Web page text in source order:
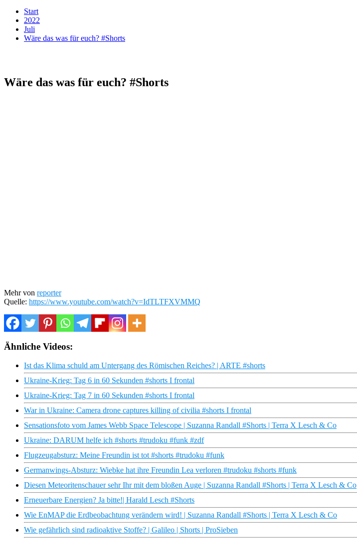
Start
2022
Juli
Wäre das was für euch? #Shorts
Wäre das was für euch? #Shorts
Mehr von reporter
Quelle: https://www.youtube.com/watch?v=IdTLTFXVMMQ
Ähnliche Videos:
Ist das Klima schuld am Untergang des Römischen Reiches? | ARTE #shorts
Ukraine-Krieg: Tag 6 in 60 Sekunden #shorts I frontal
Ukraine-Krieg: Tag 7 in 60 Sekunden #shorts I frontal
War in Ukraine: Camera drone captures killing of civilia #shorts I frontal
Sensationsfoto vom James Webb Space Telescope | Suzanna Randall #Shorts | Terra X Lesch & Co
Ukraine: DARUM helfe ich #shorts #trudoku #funk #zdf
Flugzeugabsturz: Meine Freundin ist tot #shorts #trudoku #funk
Germanwings-Absturz: Wiebke hat ihre Freundin Lea verloren #trudoku #shorts #funk
Diesen Meteoritenschauer sehr Ihr mit dem bloßen Auge | Suzanna Randall #Shorts | Terra X Lesch & Co
Erneuerbare Energien? Ja bitte!| Harald Lesch #Shorts
Wie EnMAP die Erdbeobachtung verändern wird! | Suzanna Randall #Shorts | Terra X Lesch & Co
Wie gefährlich sind radioaktive Stoffe? | Galileo | Shorts | ProSieben